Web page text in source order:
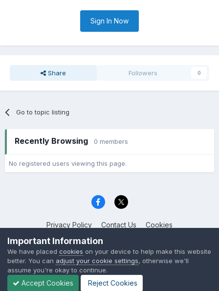
Sign In Now
Share Followers 0
Go to topic listing
Recently Browsing 0 members
No registered users viewing this page.
Privacy Policy Contact Us Cookies
Copyright © 2006 - 2022 PC Troubleshooting
Powered by Invision Community
Important Information
We have placed cookies on your device to help make this website
better. You can adjust your cookie settings, otherwise we'll
assume you're okay to continue.
Accept Cookies Reject Cookies